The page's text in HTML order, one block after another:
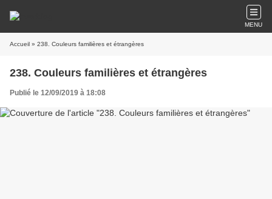
MENU
Accueil » 238. Couleurs familières et étrangères
238. Couleurs familières et étrangères
Publié le 12/09/2019 à 18:08